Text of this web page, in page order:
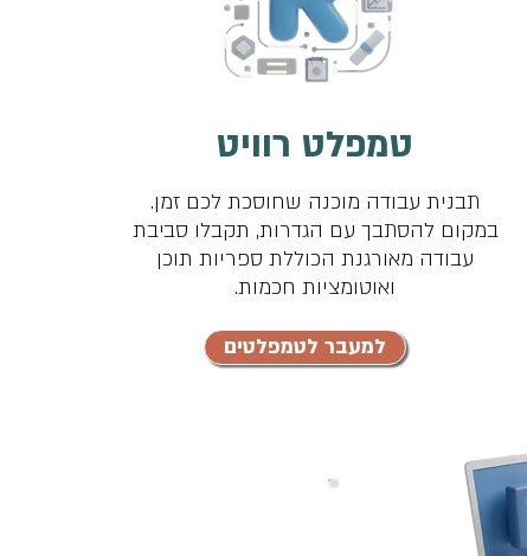
טמפלט רוויט
תבנית עבודה מוכנה שחוסכת לכם זמן.
במקום להסתבך עם הגדרות, תקבלו סביבת
עבודה מאורגנת הכוללת ספריות תוכן
ואוטומציות חכמות.
למעבר לטמפלטים